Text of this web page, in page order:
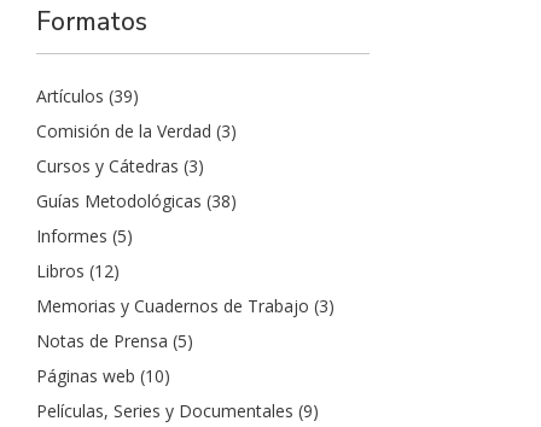
Formatos
Artículos (39)
Comisión de la Verdad (3)
Cursos y Cátedras (3)
Guías Metodológicas (38)
Informes (5)
Libros (12)
Memorias y Cuadernos de Trabajo (3)
Notas de Prensa (5)
Páginas web (10)
Películas, Series y Documentales (9)